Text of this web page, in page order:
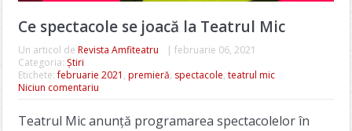
Ce spectacole se joacă la Teatrul Mic
Un articol de Revista Amfiteatru | februarie 06, 2021
Categoria: Știri
Etichete:februarie 2021 , premieră, spectacole, teatrul mic
Niciun comentariu
Teatrul Mic anunță programarea spectacolelor în